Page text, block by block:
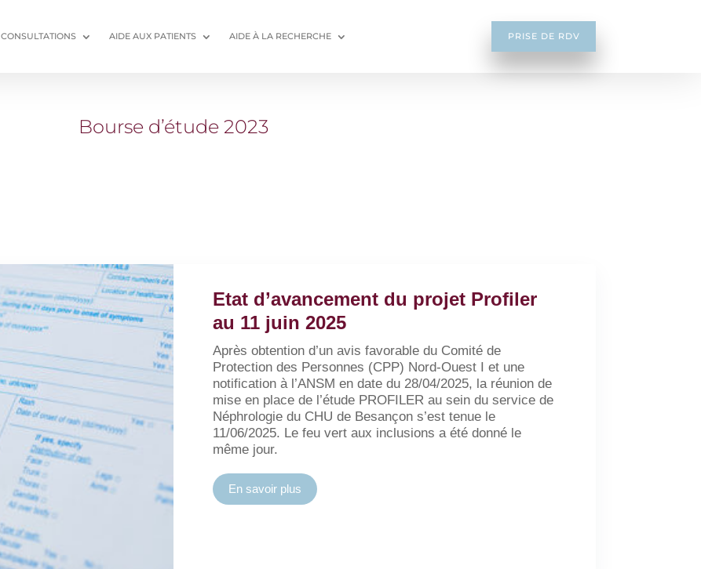
CONSULTATIONS AIDE AUX PATIENTS AIDE À LA RECHERCHE PRISE DE RDV
Bourse d’étude 2023
Etat d’avancement du projet Profiler
au 11 juin 2025
Après obtention d’un avis favorable du Comité de
Protection des Personnes (CPP) Nord-Ouest I et une
notification à l’ANSM en date du 28/04/2025, la réunion de
mise en place de l’étude PROFILER au sein du service de
Néphrologie du CHU de Besançon s’est tenue le
11/06/2025. Le feu vert aux inclusions a été donné le
même jour.
En savoir plus